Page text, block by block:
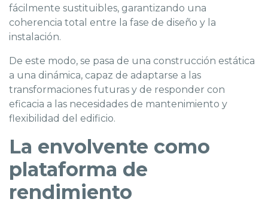
fácilmente sustituibles, garantizando una
coherencia total entre la fase de diseño y la
instalación.
De este modo, se pasa de una construcción estática
a una dinámica, capaz de adaptarse a las
transformaciones futuras y de responder con
eficacia a las necesidades de mantenimiento y
flexibilidad del edificio.
La envolvente como
plataforma de
rendimiento